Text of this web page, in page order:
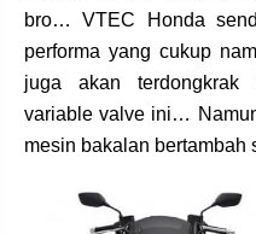
bro… VTEC Honda
performa yang cukup
juga akan terdongkrak
variable valve ini…
mesin bakalan